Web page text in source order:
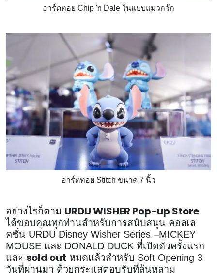
อาร์ตทอย Chip 'n Dale ในแบบแมวกวัก
อาร์ตทอย Stitch ขนาด 7 นิ้ว
อย่างไรก็ตาม URDU WISHER Pop-up Store
ได้ขอบคุณทุกท่านสำหรับการสนับสนุน คอลเล
คชั่น URDU Disney Wisher Series –MICKEY
MOUSE และ DONALD DUCK ที่เปิดตัวครั้งแรก
และ sold out หมดแล้วสำหรับ Soft Opening 3
วันที่ผ่านมา ด้วยกระแสตอบรับที่ล้นหลาม